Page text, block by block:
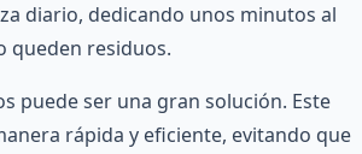
diario, dedicando unos minutos al
queden residuos.
puede ser una gran solución. Este
rápida y eficiente, evitando que